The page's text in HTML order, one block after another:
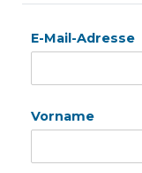
E-Mail-Adresse
Vorname